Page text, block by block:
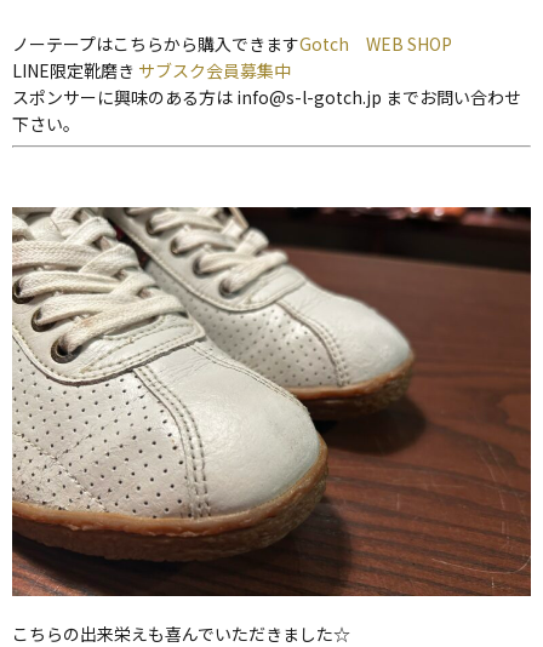
ノーテープはこちらから購入できますGotch WEB SHOP
LINE限定靴磨き サブスク会員募集中
スポンサーに興味のある方は info@s-l-gotch.jp までお問い合わせ
下さい。
こちらの出来栄えも喜んでいただきました☆